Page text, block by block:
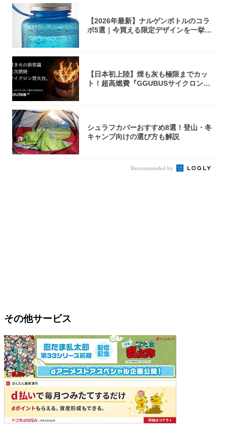
【2026年最新】ナルゲンボトルのコラ
ボ5選｜今買える限定デザインを一挙紹
【日本初上陸】煙も灰も極限までカッ
ト！超高燃費『GGUBUSサイクロン焚
シュラフカバーおすすめ8選！登山・冬
キャンプ向けの選び方も解説
Recommended by
その他サービス